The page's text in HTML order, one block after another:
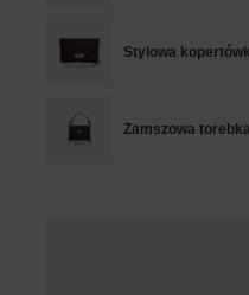
Stylowa
Zamszowa